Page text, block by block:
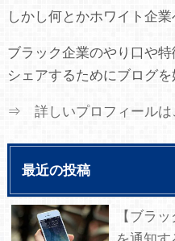
しかし何とかホワイト企
ブラック企業のやり口や
シェアするためにブログを
⇒ 詳しいプロフィールは
最近の投稿
【ブラ